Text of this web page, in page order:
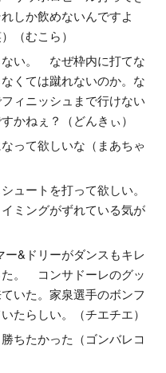
しか飲めないんですよ
（むこら）
い。 なぜ枠内に打てな
くては蹴れないのか。な
ィニッシュまで行けない
かねぇ？（どんきぃ）
って欲しいな（まあちゃ
ュートを打って欲しい。
ミングがずれている気が
&ドリーがダンスもキレ
た。 コンサドーレのグッ
いた。家泉選手のボンフ
たらしい。（チエチエ）
ちたかった（ゴンバレコ